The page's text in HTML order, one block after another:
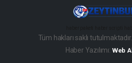
Tüm hakları saklı
Haber Yazılımı: Web